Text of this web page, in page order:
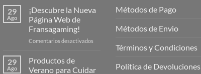
29
Ago
¡Descubre la Nueva
Página Web de
Fransagaming!
Comentarios desactivados
29
Ago
Productos de
Verano para Cuidar
Métodos de Pago
Métodos de Envio
Términos y Condiciones
Política de Devoluciones